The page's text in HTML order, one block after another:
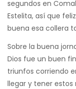
segundos en
Estelita, así que
buena esa collera
Sobre la buena
Dios fue un buen
triunfos corriendo
llegar y tener